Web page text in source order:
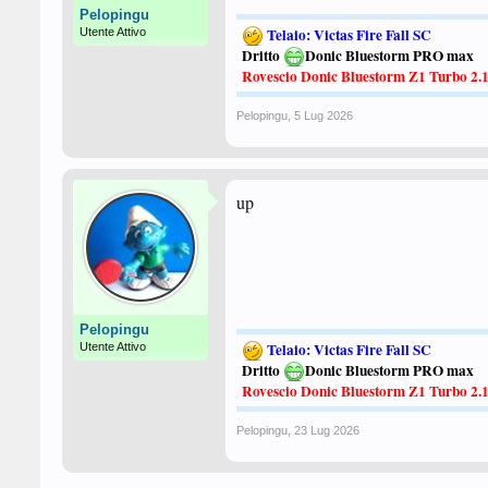
Pelopingu
Utente Attivo
Telaio: Victas Fire Fall SC
Dritto
Donic Bluestorm PRO max
Rovescio Donic Bluestorm Z1 Turbo 2.1
Pelopingu 5 Lug 2026
Pelopingu
Utente Attivo
up
Telaio: Victas Fire Fall SC
Dritto
Donic Bluestorm PRO max
Rovescio Donic Bluestorm Z1 Turbo 2.1
Pelopingu 23 Lug 2026